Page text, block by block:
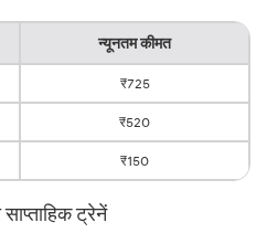
न्यूनतम कीमत
₹725
₹520
₹150
ट्रेनें